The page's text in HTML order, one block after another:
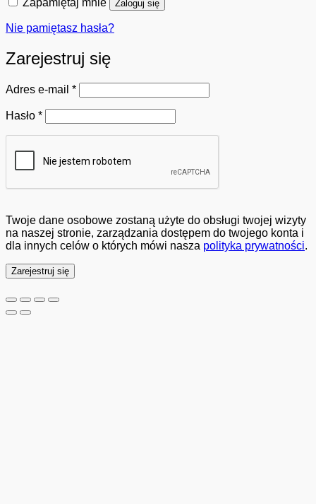
Zaloguj się
Nie pamiętasz hasła?
Zarejestruj się
Adres e-mail *Wymagane
Hasło *Wymagane
Twoje dane osobowe zostaną użyte do obsługi twojej wizyty
na naszej stronie, zarządzania dostępem do twojego konta i
dla innych celów o których mówi nasza polityka prywatności.
Zarejestruj się